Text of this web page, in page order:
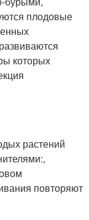
плодовые
которых
растений
повторяют